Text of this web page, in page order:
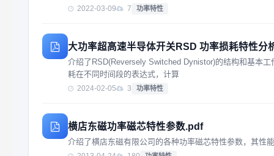
2022-03-09 7 功率特性
大功率超高速半导体开关RSD 功率损耗特性分
介绍了RSD(Reversely Switched Dynistor)的结构和基本
耗在不同时间段的表达式，计算
2024-02-05 3 功率特性
横店东磁功率磁芯特性参数.pdf
介绍了横店东磁有限公司的各种功率磁芯特性参数，其性